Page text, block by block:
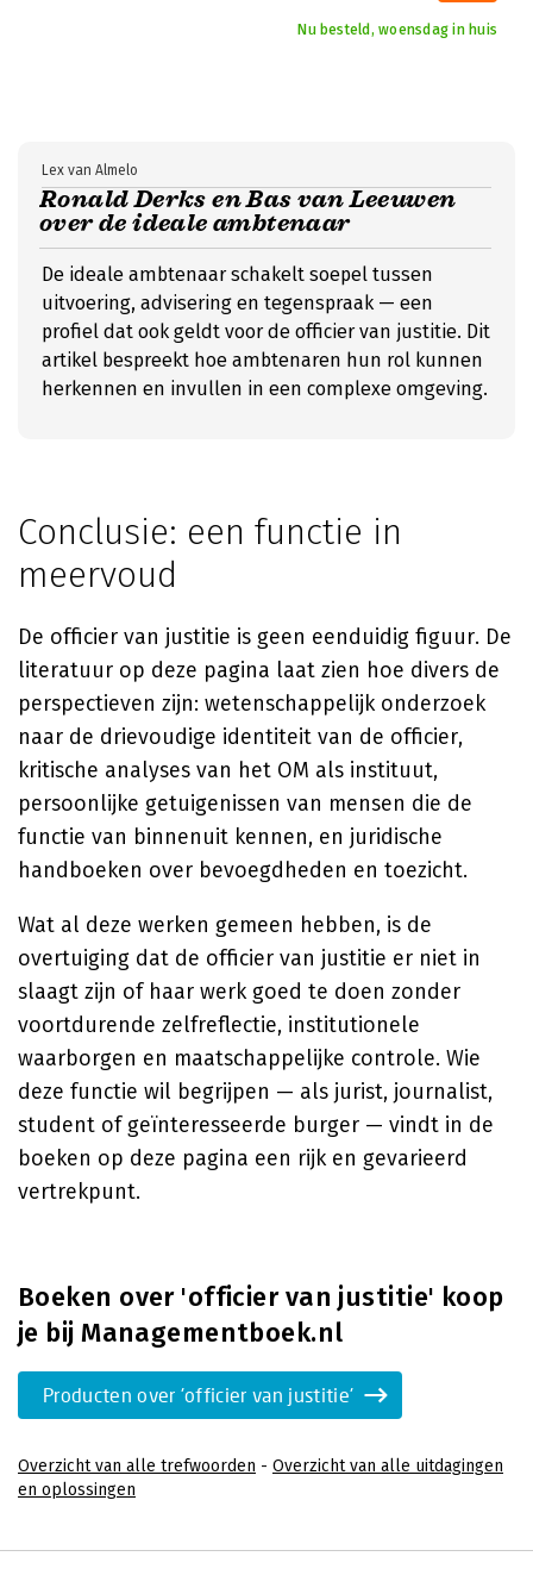
Nu besteld, woensdag in huis
Ronald Derks en Bas van Leeuwen
over de ideale ambtenaar
Lex van Almelo
De ideale ambtenaar schakelt soepel tussen
uitvoering, advisering en tegenspraak — een
profiel dat ook geldt voor de officier van justitie. Dit
artikel bespreekt hoe ambtenaren hun rol kunnen
herkennen en invullen in een complexe omgeving.
Conclusie: een functie in
meervoud
De officier van justitie is geen eenduidig figuur. De
literatuur op deze pagina laat zien hoe divers de
perspectieven zijn: wetenschappelijk onderzoek
naar de drievoudige identiteit van de officier,
kritische analyses van het OM als instituut,
persoonlijke getuigenissen van mensen die de
functie van binnenuit kennen, en juridische
handboeken over bevoegdheden en toezicht.
Wat al deze werken gemeen hebben, is de
overtuiging dat de officier van justitie er niet in
slaagt zijn of haar werk goed te doen zonder
voortdurende zelfreflectie, institutionele
waarborgen en maatschappelijke controle. Wie
deze functie wil begrijpen — als jurist, journalist,
student of geïnteresseerde burger — vindt in de
boeken op deze pagina een rijk en gevarieerd
vertrekpunt.
Boeken over 'officier van justitie' koop
je bij Managementboek.nl
Producten over 'officier van justitie'
Overzicht van alle trefwoorden - Overzicht van alle uitdagingen
en oplossingen